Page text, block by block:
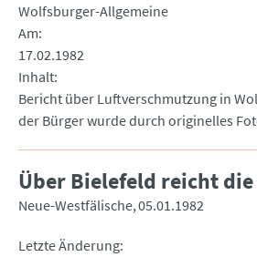
Wolfsburger-Allgemeine
Am
17.02.1982
Inhalt
Bericht über Luftverschmutzung in
der Bürger wurde durch originelles
Über Bielefeld reicht
Neue-Westfälische 05.01.1982
Letzte Änderung